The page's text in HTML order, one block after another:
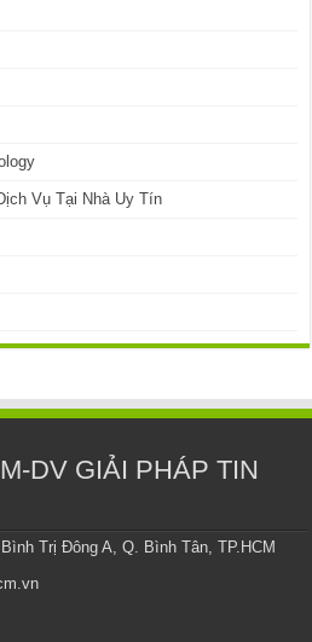
Vụ Tại Nhà Uy Tín
DV GIẢI PHÁP TIN
Trị Đông A, Q. Bình Tân, TP.HCM